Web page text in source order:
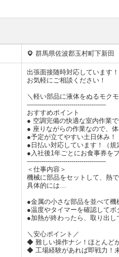
毎日お金がカードに加算され
好きな時にお金を引き出すこ
◇職場環境等
長く、安心してお仕事できるよ
以下の取り組みを通じて
●無料駐車場あり
●制服無料貸与
必要なものはこちらでご用意い
●休憩室、ロッカー
仕事の合間にしっかりリフレッ
--------------------------------------
製造請負適正優良事業者、優
専任のキャリアコンサルタン
8：30～17：00（実働7.5時間
※状況により変動あり
固定時間制
土日休み（会社カレンダー）
その他GW、夏季、年末年始休